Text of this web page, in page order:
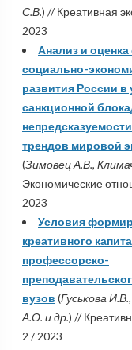
С.В.) // Креативная
2023
Анализ и
социально-
развития России в
санкционной
трендов мировой
(Зимовец А.В.,
Экономические
2023
Условия
креативного
профессорско-
вузов (Гуськова
А.О. и др.) //
2 / 2023